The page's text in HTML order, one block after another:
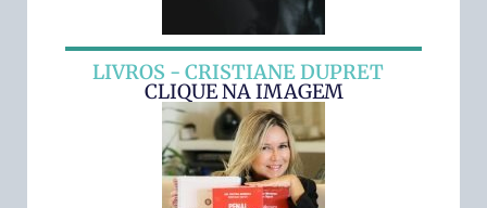
LIVROS - CRISTIANE DUPRET
CLIQUE NA IMAGEM